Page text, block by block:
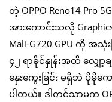
တဲ့ OPPO Reno14 Pro
အားကောင်းသလို
Mali-G720 GPU ကို အ
၄၂ ရာခိုင်နှုန်းအထိ လျှော့
နှေးကွေးခြင်း မရှိဘဲ ပိုမို
ပါတယ်။ ဒါတင်သာမက